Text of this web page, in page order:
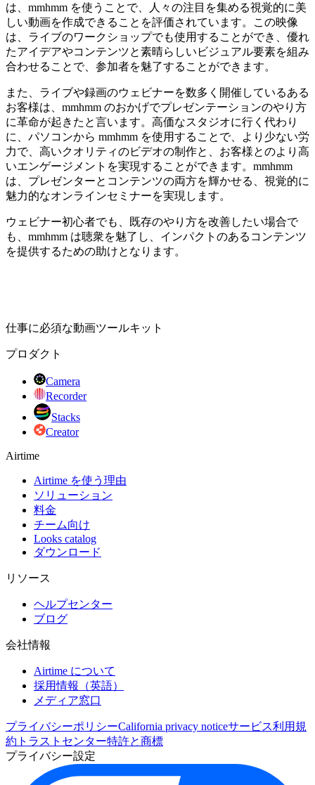
は、mmhmm を使うことで、人々の注目を集める視覚的に美
しい動画を作成できることを評価されています。この映像
は、ライブのワークショップでも使用することができ、優れ
たアイデアやコンテンツと素晴らしいビジュアル要素を組み
合わせることで、参加者を魅了することができます。
また、ライブや録画のウェビナーを数多く開催しているある
お客様は、mmhmm のおかげでプレゼンテーションのやり方
に革命が起きたと言います。高価なスタジオに行く代わり
に、パソコンから mmhmm を使用することで、より少ない労
力で、高いクオリティのビデオの制作と、お客様とのより高
いエンゲージメントを実現することができます。mmhmm
は、プレゼンターとコンテンツの両方を輝かせる、視覚的に
魅力的なオンラインセミナーを実現します。
ウェビナー初心者でも、既存のやり方を改善したい場合で
も、mmhmm は聴衆を魅了し、インパクトのあるコンテンツ
を提供するための助けとなります。
仕事に必須な動画ツールキット
プロダクト
Camera
Recorder
Stacks
Creator
Airtime
Airtime を使う理由
ソリューション
料金
チーム向け
Looks catalog
ダウンロード
リソース
ヘルプセンター
ブログ
会社情報
Airtime について
採用情報（英語）
メディア窓口
プライバシーポリシーCalifornia privacy noticeサービス利用規
約 トラストセンター特許と商標
プライバシー設定